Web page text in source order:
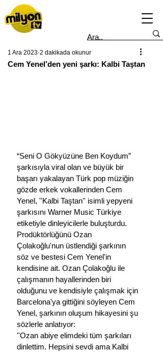
Cem Yenel’den yeni şarkı: Kalbi Taştan
1 Ara 2023 2 dakikada okunur
“Seni O Gökyüzüne Ben Koydum”
şarkısıyla viral olan ve büyük bir
başarı yakalayan Türk pop müziğin
gözde erkek vokallerinden Cem
Yenel, ''Kalbi Taştan'' isimli yepyeni
şarkısını Warner Music Türkiye
etiketiyle dinleyicilerle buluşturdu.
Prodüktörlüğünü Ozan
Çolakoğlu'nun üstlendiği şarkının
söz ve bestesi Cem Yenel'in
kendisine ait. Ozan Çolakoğlu ile
çalışmanın hayallerinden biri
olduğunu ve kendisiyle çalışmak için
Barcelona'ya gittiğini söyleyen Cem
Yenel, şarkının oluşum hikayesini şu
sözlerle anlatıyor:
''Ozan abiye elimdeki tüm şarkıları
dinlettim. Hepsini sevdi ama Kalbi